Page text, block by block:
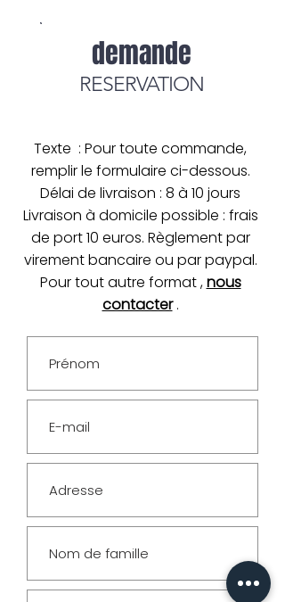
demande
RESERVATION
Texte : Pour toute commande,
remplir le formulaire ci-dessous.
Délai de livraison : 8 à 10 jours
Livraison à domicile possible : frais
de port 10 euros. Règlement par
virement bancaire ou par paypal.
Pour tout autre format ,nous
contacter.